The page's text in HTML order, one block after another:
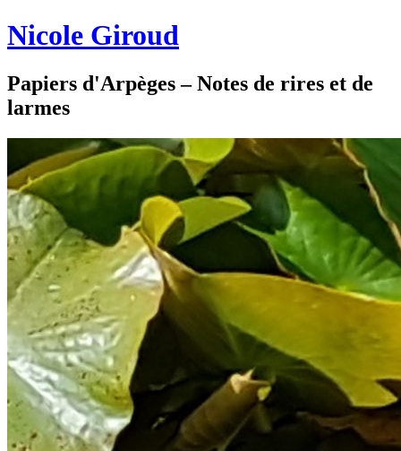
Nicole Giroud
Papiers d'Arpèges – Notes de rires et de
larmes